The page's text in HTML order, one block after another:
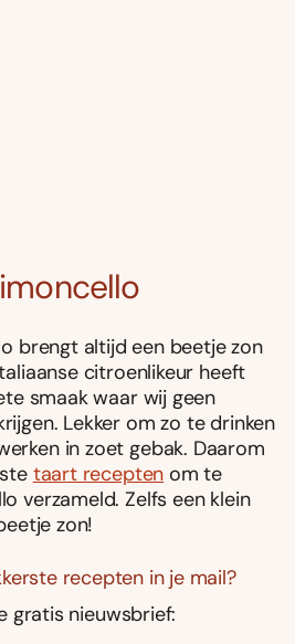
brengt altijd een beetje zon
citroenlikeur heeft
smaak waar wij geen
Lekker om zo te drinken
in zoet gebak. Daarom
taart recepten om te
verzameld. Zelfs een klein
zon!
recepten in je mail?
gratis nieuwsbrief: